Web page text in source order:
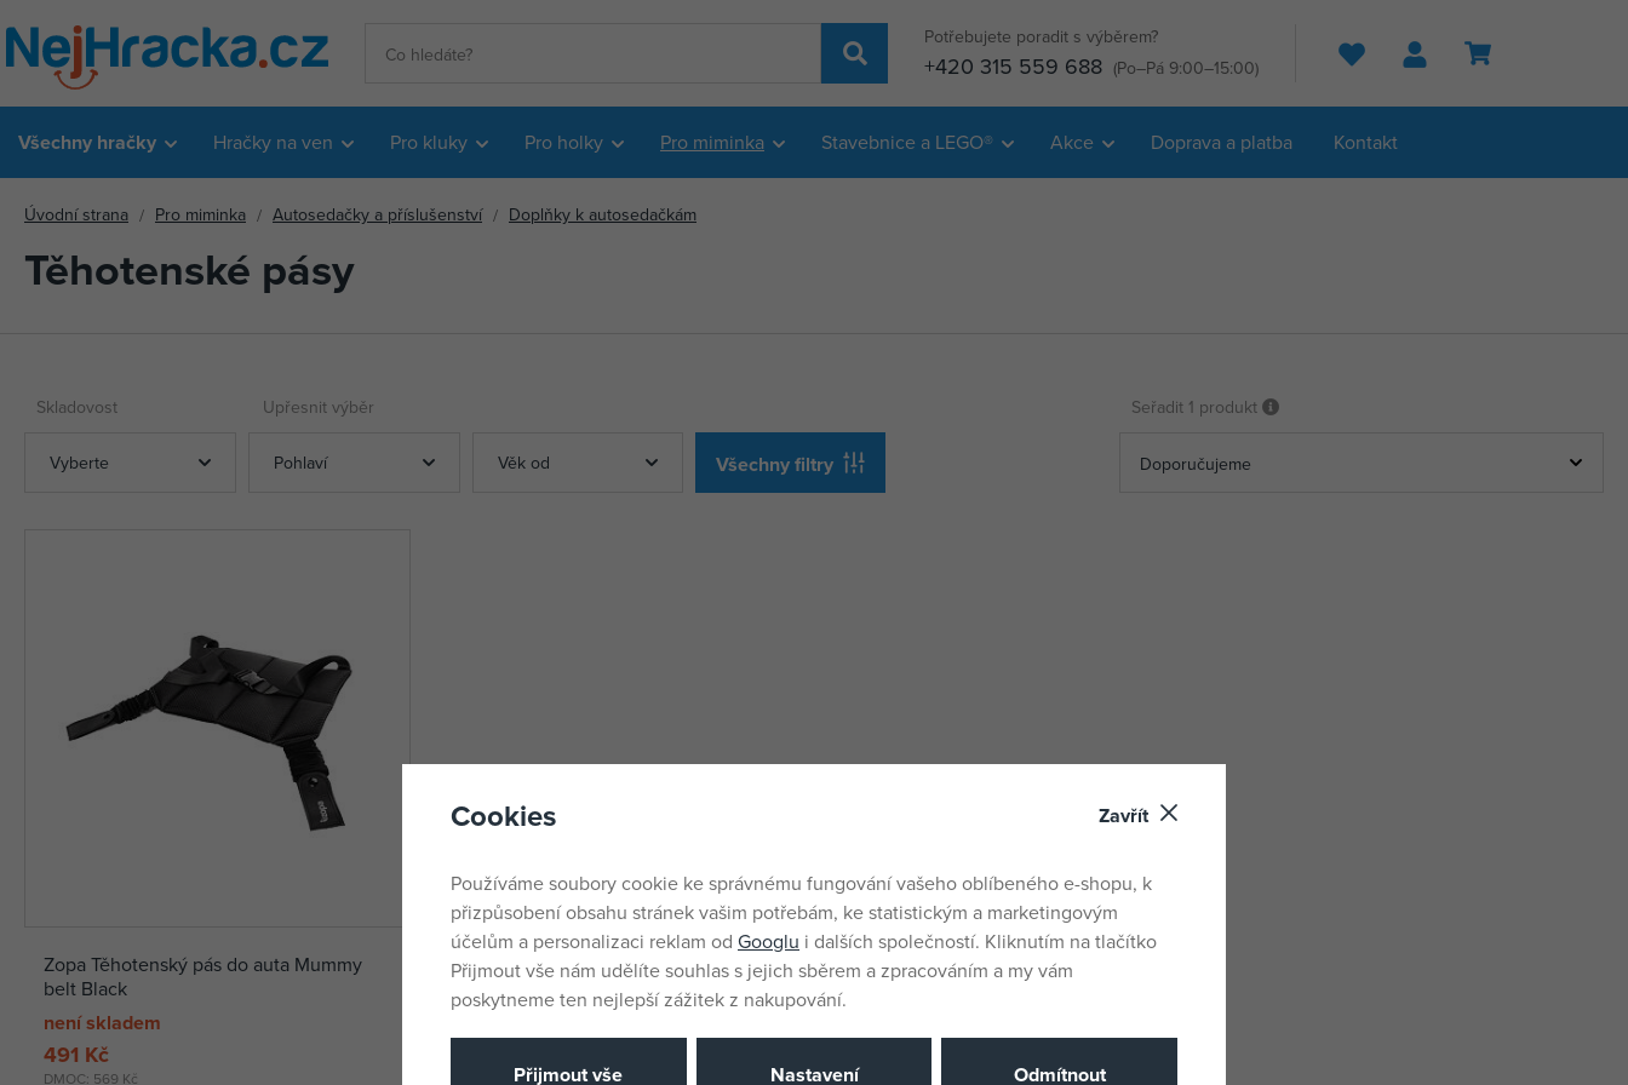
Potřebujete poradit s výběrem?
+420 315 559 688 (Po–Pá 9:00–15:00) Hledat
Všechny hračky Hračky na ven Pro kluky Pro holky Pro miminka Stavebnice a LEGO® Akce Doprava a platba Kontakt
Úvodní strana Pro miminka Autosedačky a příslušenství Doplňky k autosedačkám
Těhotenské pásy
Skladovost Upřesnit výběr
Vyberte Pohlaví Věk od Všechny filtry
Seřadit 1 produkt
Zopa Těhotenský pás do auta Mummy
belt Black
není skladem
DMOC: 569 Kč
491 Kč
Cookies Zavřít
Používáme soubory cookie ke správnému fungování vašeho oblíbeného e-shopu, k
přizpůsobení obsahu stránek vašim potřebám, ke statistickým a marketingovým
účelům a personalizaci reklam od Googlu i dalších společností. Kliknutím na tlačítko
Přijmout vše nám udělíte souhlas s jejich sběrem a zpracováním a my vám
poskytneme ten nejlepší zážitek z nakupování.
Přijmout vše Nastavení Odmítnout